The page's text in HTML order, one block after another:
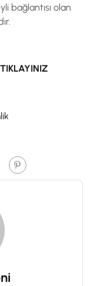
bağlantısı olan
TIKLAYINIZ